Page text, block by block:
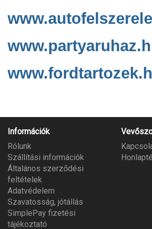
Információk
Rólunk
Szállítási információk
Általános szerződési
feltételek
Adatvédelem
Szavatosság, jótállás
SimplePay fizetési
tájékoztató